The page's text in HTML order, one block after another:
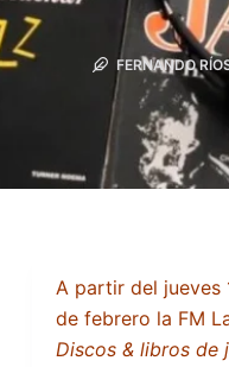
FERNANDO
A partir del jueves
de febrero la FM
Discos & libros de